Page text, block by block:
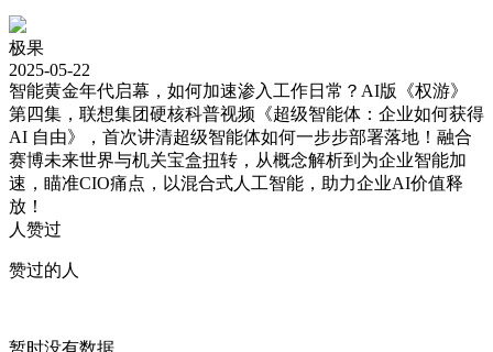
极果
2025-05-22
智能黄金年代启幕，如何加速渗入工作日常？AI版《权游》
第四集，联想集团硬核科普视频《超级智能体：企业如何获得
AI 自由》，首次讲清超级智能体如何一步步部署落地！融合
赛博未来世界与机关宝盒扭转，从概念解析到为企业智能加
速，瞄准CIO痛点，以混合式人工智能，助力企业AI价值释
放！
人赞过
赞过的人
暂时没有数据